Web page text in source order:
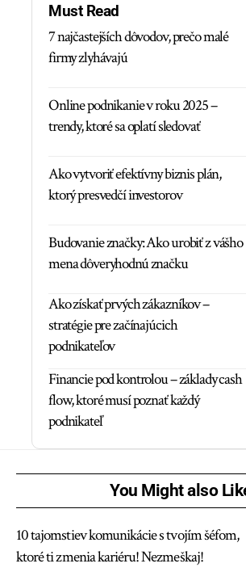
Must Read
7 najčastejších dôvodov, prečo malé
firmy zlyhávajú
Online podnikanie v roku 2025 –
trendy, ktoré sa oplatí sledovať
Ako vytvoriť efektívny biznis plán,
ktorý presvedčí investorov
Budovanie značky: Ako urobiť z vášho
mena dôveryhodnú značku
Ako získať prvých zákazníkov –
stratégie pre začínajúcich
podnikateľov
Financie pod kontrolou – základy cash
flow, ktoré musí poznať každý
podnikateľ
You Might also
10 tajomstiev komunikácie s tvojím šéfom,
ktoré ti zmenia kariéru! Nezmeškaj!